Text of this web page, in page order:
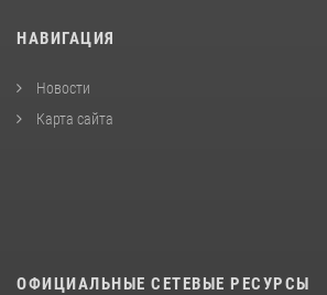
НАВИГАЦИЯ
Новости
Карта сайта
ОФИЦИАЛЬНЫЕ СЕТЕВЫЕ РЕСУРСЫ